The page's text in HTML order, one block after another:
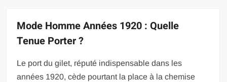
Mode Homme Années 1920 : Quelle
Tenue Porter ?
Le port du gilet, réputé indispensable dans les
années 1920, cède pourtant la place à la chemise